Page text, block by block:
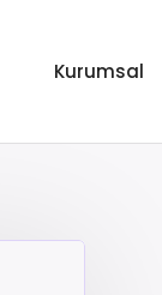
Kurumsal